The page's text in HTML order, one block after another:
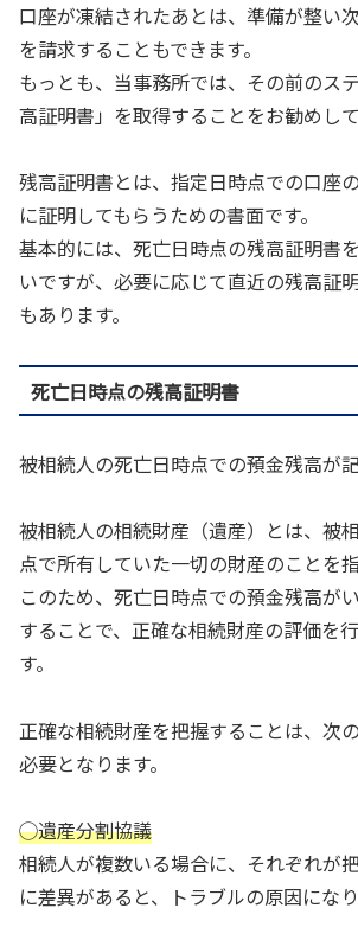
口座が凍結されたあとは、準備が整い
を請求することもできます。
もっとも、当事務所では、その前のス
高証明書」を取得することをお勧めして
残高証明書とは、指定日時点での口座
に証明してもらうための書面です。
基本的には、死亡日時点の残高証明書
いですが、必要に応じて直近の残高証
もあります。
死亡日時点の残高証明書
被相続人の死亡日時点での預金残高が記
被相続人の相続財産（遺産）とは、被
点で所有していた一切の財産のことを指
このため、死亡日時点での預金残高が
することで、正確な相続財産の評価を
す。
正確な相続財産を把握することは、次
必要となります。
◯遺産分割協議
相続人が複数いる場合に、それぞれが
に差異があると、トラブルの原因になり